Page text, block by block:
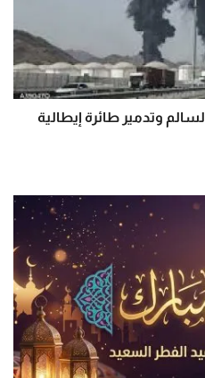
وتدمير طائرة إيطالية